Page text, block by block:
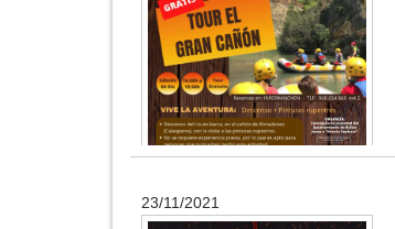
23/11/2021